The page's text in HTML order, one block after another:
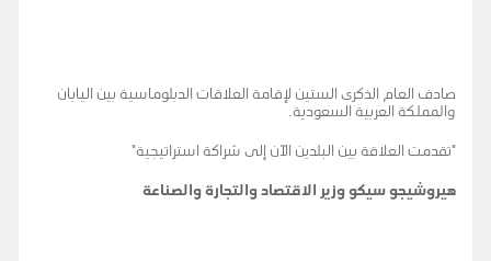
صادف العام الذكرى الستين لإقامة العلاقات الدبلوماسية بين اليابان
والمملكة العربية السعودية.
"تقدمت العلاقة بين البلدين الآن إلى شراكة استراتيجية"
هيروشيجو سيكو وزير الاقتصاد والتجارة والصناعة